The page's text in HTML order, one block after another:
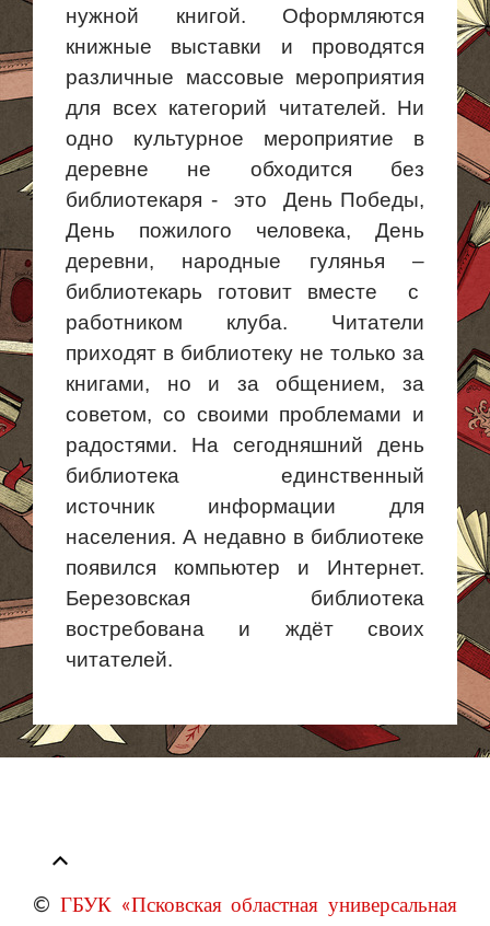
нужной книгой. Оформляются
книжные выставки и проводятся
различные массовые мероприятия
для всех категорий читателей. Ни
одно культурное мероприятие в
деревне не обходится без
библиотекаря - это День Победы,
День пожилого человека, День
деревни, народные гулянья –
библиотекарь готовит вместе с
работником клуба. Читатели
приходят в библиотеку не только за
книгами, но и за общением, за
советом, со своими проблемами и
радостями. На сегодняшний день
библиотека единственный
источник информации для
населения. А недавно в библиотеке
появился компьютер и Интернет.
Березовская библиотека
востребована и ждёт своих
читателей.
© ГБУК «Псковская областная универсальная